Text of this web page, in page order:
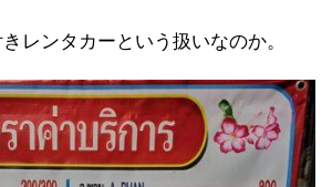
レンタカーという扱いなのか。